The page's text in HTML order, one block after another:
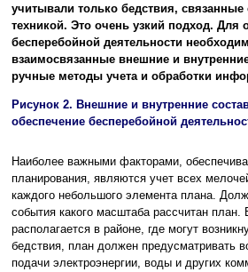
учитывали только бедствия,
техникой. Это очень узкий подход. Для
бесперебойной деятельности
взаимосвязанные внешние и
ручные методы учета и обработки
Рисунок 2. Внешние и внутренние
обеспечение бесперебойной
Наиболее важными факторами,
планирования, являются учет всех
каждого небольшого элемента плана.
события какого масштаба рассчитан план.
располагается в районе, где могут
бедствия, план должен предусматривать
подачи электроэнергии, воды и других